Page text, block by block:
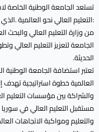
تستعد الجامعة الوطنية الخاصة
من وزارة التعليم العالي
الجامعة لتعزيز التعليم العالي
الحديثة.
تعتبر استضافة الجامعة الوطنية
العالمية خطوة استراتيجية
والشراكة بين مؤسسات التعليم
مستقبل التعليم العالي في
والتعليم ومواكبة الاتجاهات